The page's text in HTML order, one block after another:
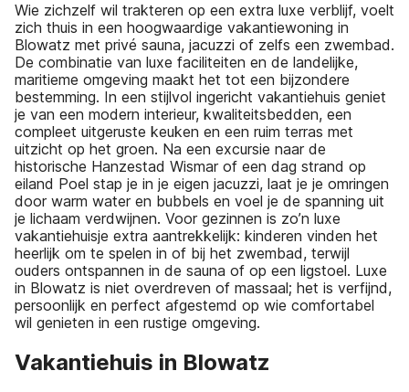
Wie zichzelf wil trakteren op een extra luxe verblijf, voelt
zich thuis in een hoogwaardige vakantiewoning in
Blowatz met privé sauna, jacuzzi of zelfs een zwembad.
De combinatie van luxe faciliteiten en de landelijke,
maritieme omgeving maakt het tot een bijzondere
bestemming. In een stijlvol ingericht vakantiehuis geniet
je van een modern interieur, kwaliteitsbedden, een
compleet uitgeruste keuken en een ruim terras met
uitzicht op het groen. Na een excursie naar de
historische Hanzestad Wismar of een dag strand op
eiland Poel stap je in je eigen jacuzzi, laat je je omringen
door warm water en bubbels en voel je de spanning uit
je lichaam verdwijnen. Voor gezinnen is zo’n luxe
vakantiehuisje extra aantrekkelijk: kinderen vinden het
heerlijk om te spelen in of bij het zwembad, terwijl
ouders ontspannen in de sauna of op een ligstoel. Luxe
in Blowatz is niet overdreven of massaal; het is verfijnd,
persoonlijk en perfect afgestemd op wie comfortabel
wil genieten in een rustige omgeving.
Vakantiehuis in Blowatz